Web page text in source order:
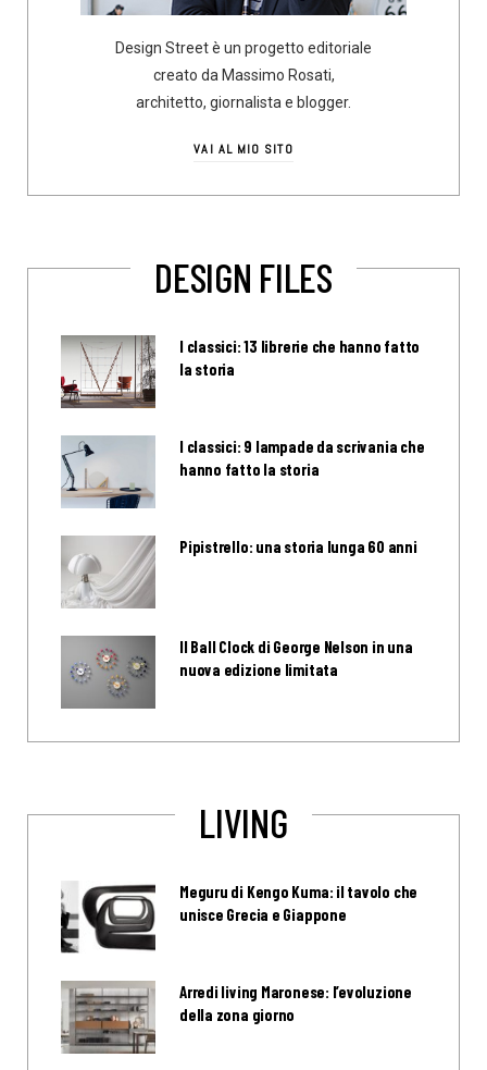
Design Street è un progetto editoriale
creato da Massimo Rosati,
architetto, giornalista e blogger.
VAI AL MIO SITO
DESIGN FILES
I classici: 13 librerie che hanno fatto
la storia
I classici: 9 lampade da scrivania che
hanno fatto la storia
Pipistrello: una storia lunga 60 anni
Il Ball Clock di George Nelson in una
nuova edizione limitata
LIVING
Meguru di Kengo Kuma: il tavolo che
unisce Grecia e Giappone
Arredi living Maronese: l’evoluzione
della zona giorno